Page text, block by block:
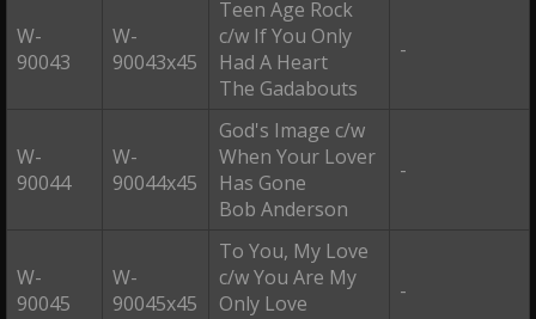
W-
90043
W-
90043x45
Teen Age Rock
c/w If You Only
Had A Heart
The Gadabouts
-
W-
90044
W-
90044x45
God's Image c/w
When Your Lover
Has Gone
Bob Anderson
-
W-
90045
W-
90045x45
To You, My Love
c/w You Are My
Only Love
-